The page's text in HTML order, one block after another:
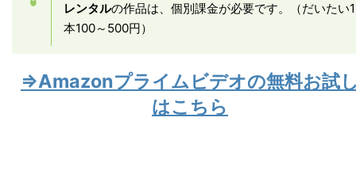
レンタルの作品は、個別課金が必要です。（だいたい1
本100～500円）
⇒Amazonプライムビデオの無料お試
はこちら